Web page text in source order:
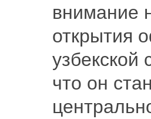
внимание
открытия
узбекской
что он